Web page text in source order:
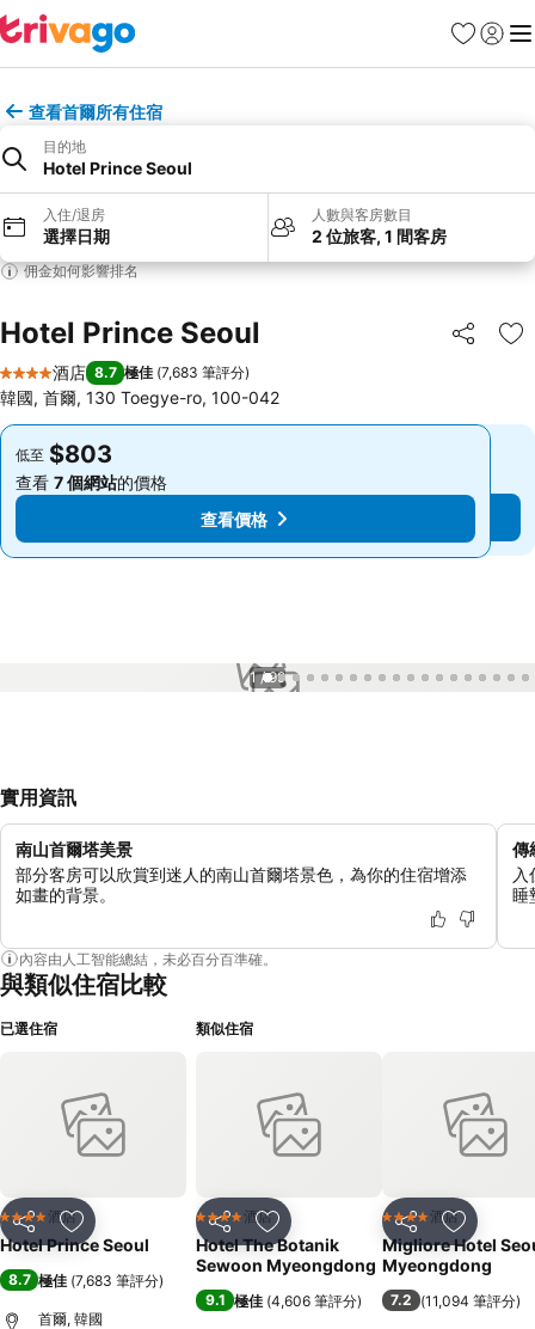
收藏夾
登入 選
查看首爾所有住宿
目的地
Hotel Prince Seoul
入住/退房
選擇日期
人數與客房數目
2 位旅客, 1 間客房
佣金如何影響排名
Hotel Prince Seoul 分享
放
4 星級
酒店 8.7 極佳 (7,683 筆評分)
韓國, 首爾, 130 Toegye-ro, 100-042
低至 $803
查看 7 個網站的價格
查看價格
低至 $803
查看 7 個網站的價格
查看價格
1 / 99
實用資訊
南山首爾塔美景
部分客房可以欣賞到迷人的南山首爾塔景色，為你的住宿增添
如畫的背景。
傳
睡
內容由人工智能總結，未必百分百準確。
與類似住宿比較
已選住宿
分享 放到收藏夾
4 星級 酒店
Hotel Prince Seoul
8.7 極佳 (7,683 筆評分)
首爾, 韓國
類似住宿
分享 放到收藏夾
4 星級 酒店
Hotel The Botanik
Sewoon Myeongdong
9.1 極佳 (4,606 筆評分)
分享 放到收藏
4 星級 酒店
Migliore Hotel
Myeongdong
7.2 (11,094 筆評分)